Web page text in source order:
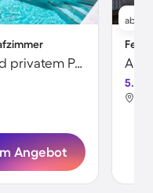
Apartment mit Terrasse und privatem Pool | Wasserblick
Angebot
ab
5.0